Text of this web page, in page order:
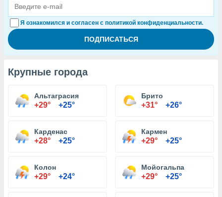
Я ознакомился и согласен с политикой конфиденциальности.
Крупные города
Альтаграсия
+29° +25°
Брито
+31° +26°
Карденас
+28° +25°
Кармен
+29° +25°
Колон
+29° +24°
Мойогальпа
+29° +25°